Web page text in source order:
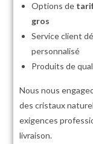
Options de
gros
Service client
personnalisé
Produits de
Nous nous
des cristaux
exigences
livraison.